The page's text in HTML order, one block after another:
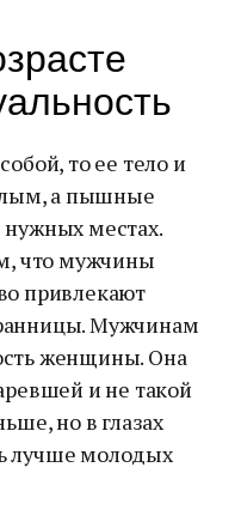
то ее тело и
а пышные
местах.
что мужчины
привлекают
Мужчинам
женщины. Она
и не такой
но в глазах
лучше молодых